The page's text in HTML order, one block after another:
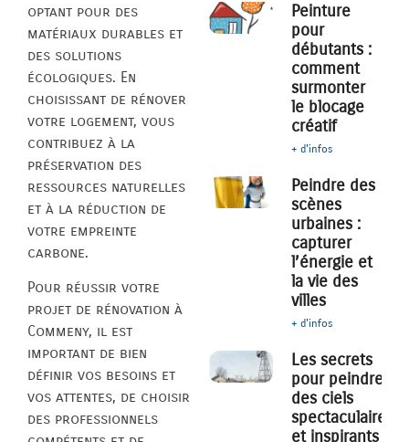
optant pour des
matériaux durables et
des solutions
écologiques. En
choisissant de rénover
votre logement, vous
contribuez à la
préservation des
ressources naturelles
et à la réduction de
votre empreinte
carbone.
Pour réussir votre
projet de rénovation à
Commeny, il est
important de bien
définir vos besoins et
vos attentes, de choisir
des professionnels
Peinture
pour
débutants :
comment
surmonter
le blocage
créatif
+ d'infos
Peindre des
scènes
urbaines :
capturer
l’énergie et
la vie des
villes
+ d'infos
Les secrets
pour peindre
des ciels
spectaculaires
et inspirants